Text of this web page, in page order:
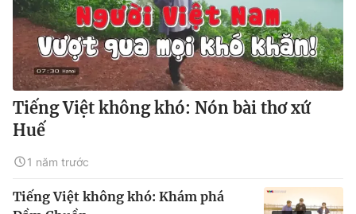
Tiếng Việt không khó: Nón bài thơ xứ
Huế
1 năm trước
Tiếng Việt không khó: Khám phá